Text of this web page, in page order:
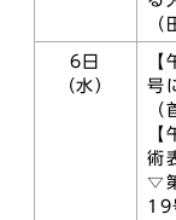
（
6日
（水）
号
（
術
▽
19